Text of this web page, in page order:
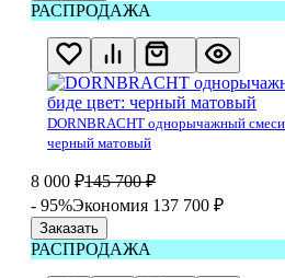
РАСПРОДАЖА
DORNBRACHT однорычажный
черный матовый
8 000 ₽145 700 ₽
- 95%Экономия 137 700 ₽
Заказать
РАСПРОДАЖА